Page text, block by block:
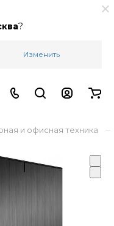
?
Изменить
и офисная техника –